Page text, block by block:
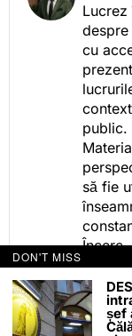
cu
public.
să fie
Încerc,
celor
ceea
este
Iar
DON'T MISS
șef